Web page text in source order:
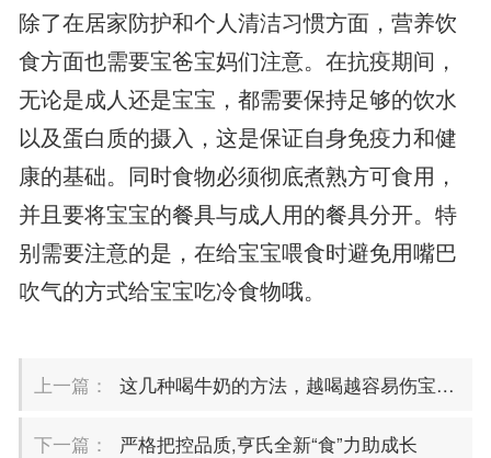
除了在居家防护和个人清洁习惯方面，营养饮
食方面也需要宝爸宝妈们注意。在抗疫期间，
无论是成人还是宝宝，都需要保持足够的饮水
以及蛋白质的摄入，这是保证自身免疫力和健
康的基础。同时食物必须彻底煮熟方可食用，
并且要将宝宝的餐具与成人用的餐具分开。特
别需要注意的是，在给宝宝喂食时避免用嘴巴
吹气的方式给宝宝吃冷食物哦。
上一篇： 这几种喝牛奶的方法，越喝越容易伤宝宝的身体！
下一篇： 严格把控品质,亨氏全新“食”力助成长